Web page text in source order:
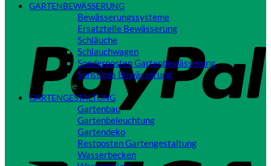
GARTENBEWÄSSERUNG
Bewässerungssysteme
Ersatzteile Bewässerung
Schläuche
Schlauchwagen
Sonderposten Gartenbewässerung
Sonstiges Bewässerung
Close
GARTENGESTALTUNG
Gartenbau
Gartenbeleuchtung
Gartendeko
Restposten Gartengestaltung
Wasserbecken